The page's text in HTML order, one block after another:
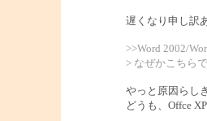
遅くなり申し訳
>>Word 2002/
> なぜかこちら
やっと原因らし
どうも、Offce